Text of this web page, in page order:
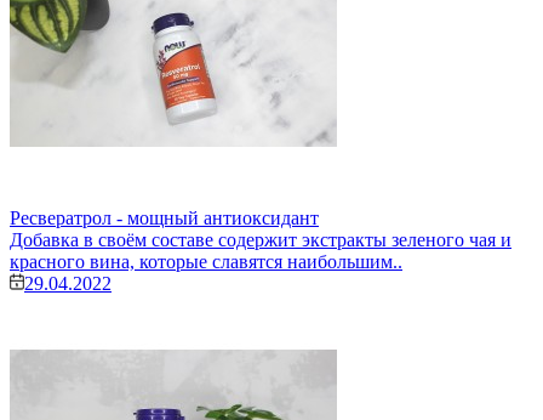
Ресвератрол - мощный антиоксидант
Добавка в своём составе содержит экстракты зеленого чая и
красного вина, которые славятся наибольшим..
29.04.2022